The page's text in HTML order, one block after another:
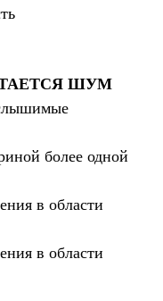
ШУМ
более одной
в области
в области